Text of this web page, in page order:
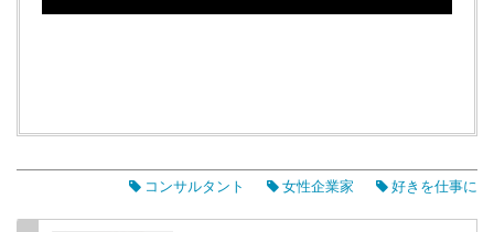
コンサルタント 女性企業家 好きを仕事に